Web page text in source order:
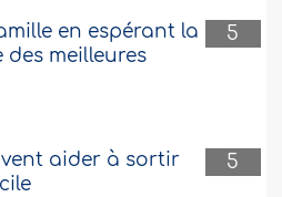
5
en espérant la
des meilleures
5
aider à sortir